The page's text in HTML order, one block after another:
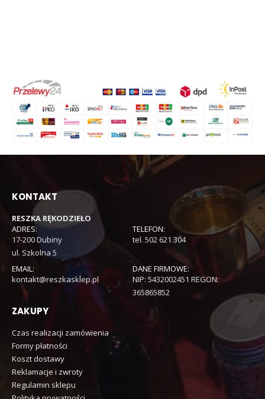
KONTAKT
RESZKA RĘKODZIEŁO
ADRES:
17-200 Dubiny
ul. Szkolna 5
TELEFON:
tel. 502 621 304
EMAIL:
kontakt@reszkasklep.pl
DANE FIRMOWE:
NIP: 5432002451 REGON:
365865852
ZAKUPY
Czas realizacji zamówienia
Formy płatności
Koszt dostawy
Reklamacje i zwroty
Regulamin sklepu